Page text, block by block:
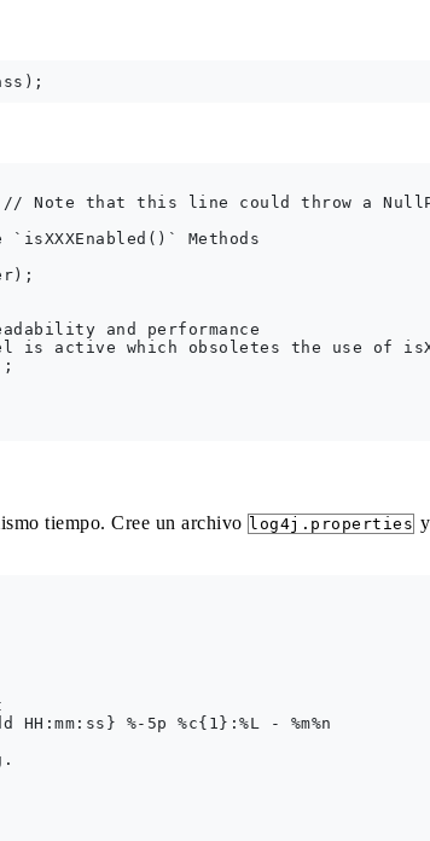
Note that this line could throw a
Methods
and performance
active which obsoletes the use of
tiempo. Cree un archivo log4j.properties y
%-5p %c{1}:%L - %m%n